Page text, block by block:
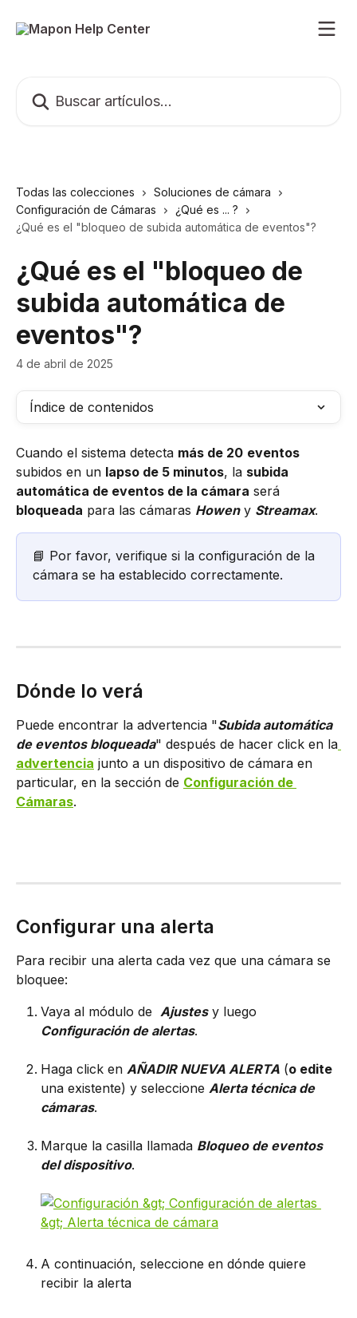
Todas las colecciones
Soluciones de cámara
Configuración de Cámaras
¿Qué es ... ?
¿Qué es el "bloqueo de subida automática de eventos"?
¿Qué es el "bloqueo de
subida automática de
eventos"?
4 de abril de 2025
Índice de contenidos
Cuando el sistema detecta más de 20 eventos
subidos en un lapso de 5 minutos, la subida
automática de eventos de la cámara será
bloqueada para las cámaras Howen y Streamax.
📘 Por favor, verifique si la configuración de la
cámara se ha establecido correctamente.
Dónde lo verá
Puede encontrar la advertencia "Subida automática
de eventos bloqueada" después de hacer click en la
advertencia junto a un dispositivo de cámara en
particular, en la sección de Configuración de
Cámaras.
Configurar una alerta
Para recibir una alerta cada vez que una cámara se
bloquee:
Vaya al módulo de Ajustes y luego
Configuración de alertas.
Haga click en AÑADIR NUEVA ALERTA (o edite
una existente) y seleccione Alerta técnica de
cámaras.
Marque la casilla llamada Bloqueo de eventos
del dispositivo.
A continuación, seleccione en dónde quiere
recibir la alerta